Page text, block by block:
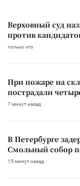
Верховный суд
против
только что
При пожаре на
пострадали
7 минут назад
В Петербурге
Смольный собор
15 минут назад